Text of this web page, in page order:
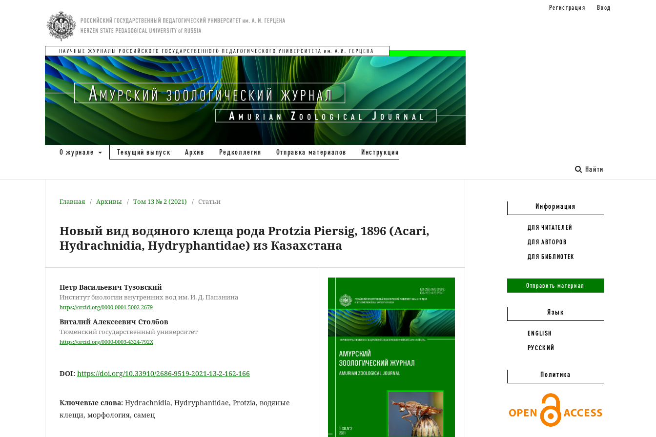
О журнале Текущий выпуск Архив Редколлегия Отправка материалов Инструкции
Найти
Регистрация Вход
Главная / Архивы / Том 13 № 2 (2021) / Статьи
Новый вид водяного клеща рода Protzia Piersig, 1896 (Acari,
Hydrachnidia, Hydryphantidae) из Казахстана
Петр Васильевич Тузовский
Институт биологии внутренних вод им. И. Д. Папанина
https://orcid.org/0000-0001-5002-2679
Виталий Алексеевич Столбов
Тюменский государственный университет
https://orcid.org/0000-0003-4324-792X
DOI: https://doi.org/10.33910/2686-9519-2021-13-2-162-166
Ключевые слова: Hydrachnidia, Hydryphantidae, Protzia, водяные
клещи, морфология, самец
Информация
ДЛЯ ЧИТАТЕЛЕЙ
ДЛЯ АВТОРОВ
ДЛЯ БИБЛИОТЕК
Отправить материал
Язык
ENGLISH
РУССКИЙ
Политика